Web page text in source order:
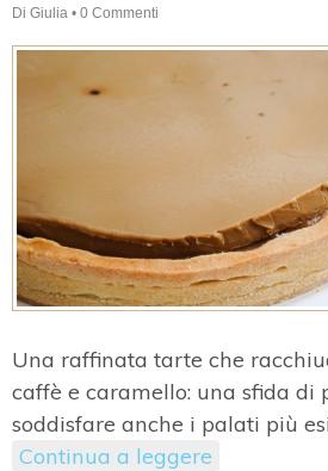
Di Giulia • 0 Commenti
Una raffinata tarte che
caffè e caramello: una sfida di
soddisfare anche i palati più
Continua a leggere